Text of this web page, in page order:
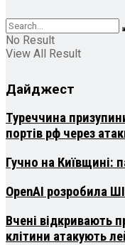
No Result
View All Result
Дайджест
Туреччина
портів рф через
Гучно на Київщині:
OpenAI розробила
Вчені відкривають
клітини атакують